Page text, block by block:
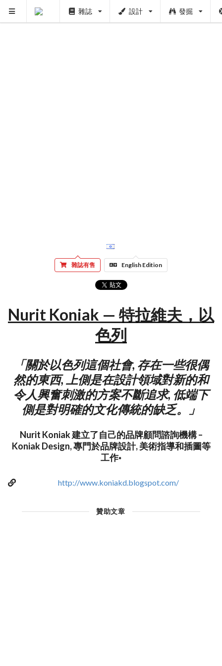
雜誌 設計 發掘
雜誌有售 English Edition
Nurit Koniak — 特拉維夫，以
色列
「關於以色列這個社會, 存在一些很偶
然的東西, 上側是在設計領域對新的和
令人興奮刺激的方案不斷追求, 低端下
側是對明確的文化傳統的缺乏。」
Nurit Koniak 建立了自己的品牌顧問諮詢機構 –
Koniak Design, 專門於品牌設計, 美術指導和插圖等
工作◦
http://www.koniakd.blogspot.com/
贊助文章